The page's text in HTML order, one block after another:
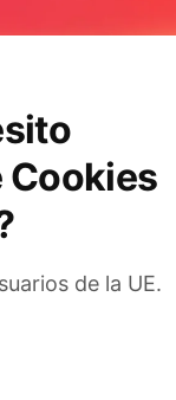
Cookies
de la UE.